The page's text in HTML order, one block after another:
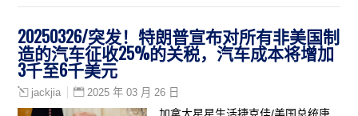
20250326/突发！特朗普宣布对所有非美国制
造的汽车征收25%的关税，汽车成本将增加
3千至6千美元
jackjia 2025 年 03 月 26 日